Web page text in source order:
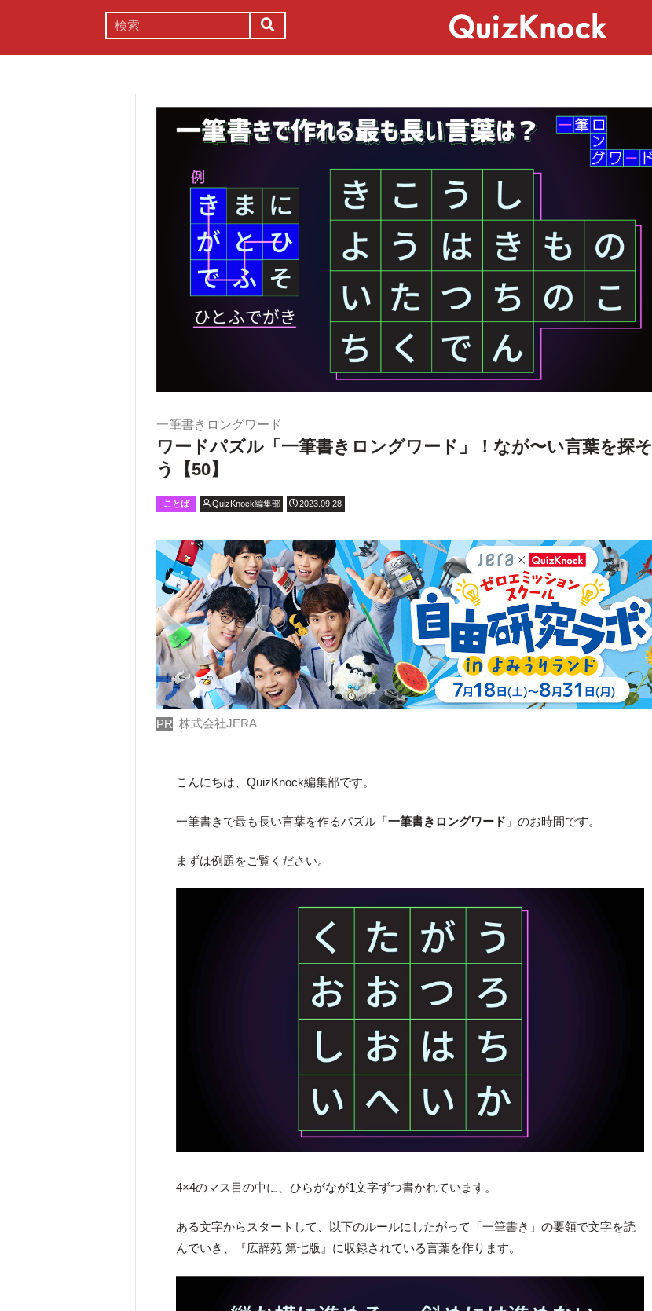
一筆書きロングワード
ワードパズル「一筆書きロングワード」！なが〜い言葉を探そ
う【50】
ことば QuizKnock編集部 2023.09.28
PR 株式会社JERA
こんにちは、QuizKnock編集部です。
一筆書きで最も長い言葉を作るパズル「一筆書きロングワード 」のお時間です。
まずは例題をご覧ください。
4×4のマス目の中に、ひらがなが1文字ずつ書かれています。
ある文字からスタートして、以下のルールにしたがって「一筆書き」の要領で文字を読
んでいき、『広辞苑 第七版』に収録されている言葉を作ります。